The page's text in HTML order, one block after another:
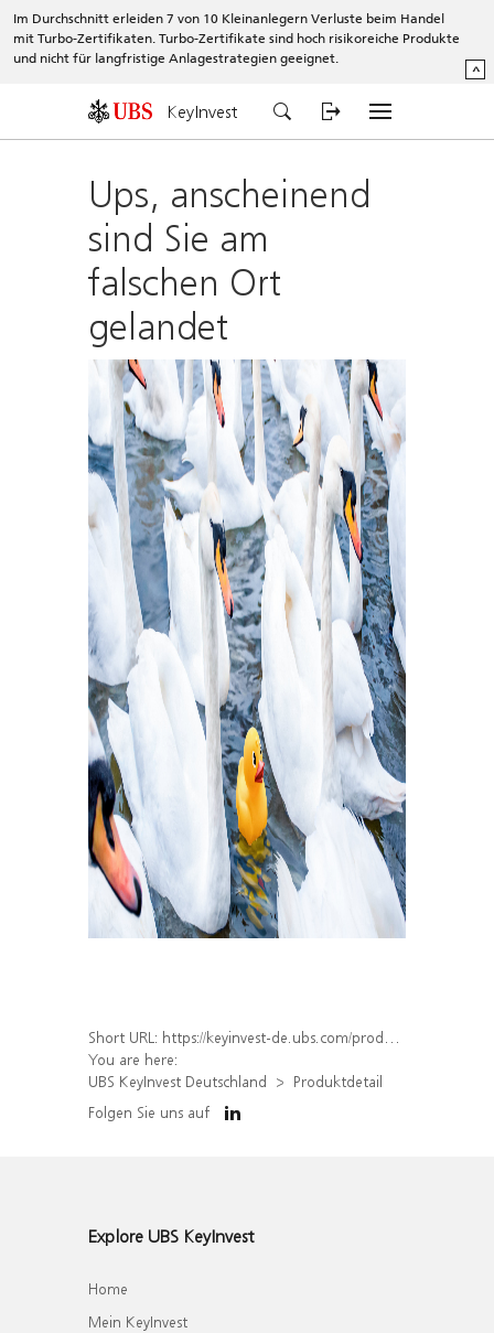
Im Durchschnitt erleiden 7 von 10 Kleinanlegern Verluste beim Handel
mit Turbo-Zertifikaten. Turbo-Zertifikate sind hoch risikoreiche Produkte
und nicht für langfristige Anlagestrategien geeignet.
^
KeyInvest
Ups, anscheinend
sind Sie am
falschen Ort
gelandet
Short URL: https://keyinvest-de.ubs.com/produkt/detail/index/isin/DE000WA4USP1
You are here:
UBS KeyInvest Deutschland
Produktdetail
Folgen Sie uns auf
Explore UBS KeyInvest
Home
Mein KeyInvest